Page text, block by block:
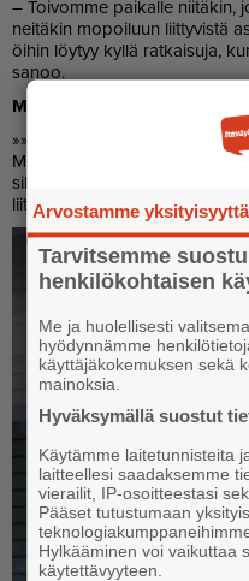
– Toi­vom­me pai­kal­le nii­tä­kin,
nei­tä­kin mo­poi­luun liit­ty­vis­tä
öi­hin löy­tyy kyl­lä rat­kai­su­ja,
sa­noo.
MER­JA FORS­MAN
»» Kes­kus­te­lu­ti­lai­suus
Mo­po­pa­ja, Yrit­tä­jän­ka­tu 2,
sil­le, jot­ka ha­lu­a­vat
liit­ty­vis­tä asi­ois­ta.
Arvostamme
Tarvitsemme
henkilökohtaisen
Me ja huolellisesti
hyödynnämme
käyttäjäkokemuksen sekä
mainoksia.
Hyväksymällä suostut
Käytämme laitetunnisteita
laitteellesi saadaksemme
vierailit, IP-osoitteestasi
Pääset tutustumaan
Hylkääminen voi vaikuttaa
käytettävyyteen.